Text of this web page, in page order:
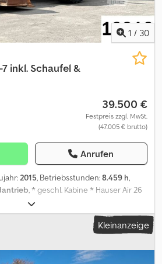
1 / 30
7 inkl. Schaufel &
39.500 €
Festpreis zzgl. MwSt.
(47.005 € brutto)
Anrufen
2015, Betriebsstunden:8.459 h,
, * geschl. Kabine * Hauser Air 26
* TFT Infodisplay * Klimaanlage *
externem Monitor Codpszrrkpjfx
* inkl. Ladeschaufel & Paletten Gabel *
vorbehalten
Kleinanzeige